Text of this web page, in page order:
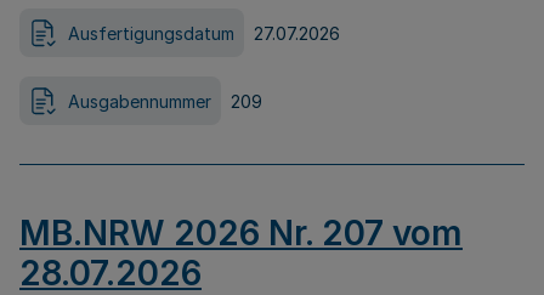
Ausfertigungsdatum 27.07.2026
Ausgabennummer 209
MB.NRW 2026 Nr. 207 vom
28.07.2026